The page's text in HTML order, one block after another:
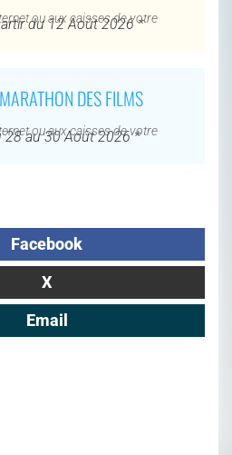
du 12 Août 2026 *
ou aux caisses de votre
DES FILMS
28 au 30 Août 2026 *
ou aux caisses de votre
Facebook
X
Email